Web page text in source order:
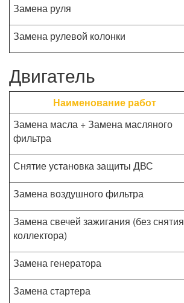
Замена руля
Замена рулевой колонки
Двигатель
Наименование работ
Замена масла + Замена масляного
фильтра
Снятие установка защиты ДВС
Замена воздушного фильтра
Замена свечей зажигания (без снятия
коллектора)
Замена генератора
Замена стартера